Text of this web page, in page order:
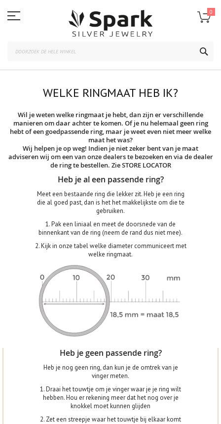
naar
de
0
WELKE RINGMAAT HEB IK?
Wil je weten welke ringmaat je hebt, dan zijn er verschillende
manieren om daar achter te komen. Of je nu helemaal geen ring
hebt of een goedpassende ring, maar je weet even niet meer welke
maat het was?
Wij helpen je op weg! Indien je niet zeker bent van je maat
adviseren wij om een van onze dealers te bezoeken en via de dealer
de ring te bestellen. Zie STORE LOCATOR
Heb je al een passende ring?
Meet een bestaande ring die lekker zit. Heb je een ring
die al goed past, dan is het het makkelijkste om die te
gebruiken.
1. Pak een liniaal en meet de doorsnede van de
binnenkant van de ring (neem de rand dus niet mee).
2. Kijk in onze tabel welke diameter communiceert met
welke ringmaat.
Heb je geen passende ring?
Heb je nog geen ring, dan kun je de omtrek van je
vinger meten.
1. Draai het touwtje om je vinger waar je je ring wilt
hebben. Hou er rekening meer dat het nog over je
knokkel moet kunnen glijden
2. Zet een streepje waar het touwtje bij elkaar komt